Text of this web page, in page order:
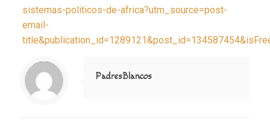
sistemas-politicos-de-africa?utm_source=post-
email-
Notice
: Trying to access array offset on value of type null in
/home/misioner/public_html/padresblancos/themes/betheme/includes/content-single.php
on line
286
PadresBlancos